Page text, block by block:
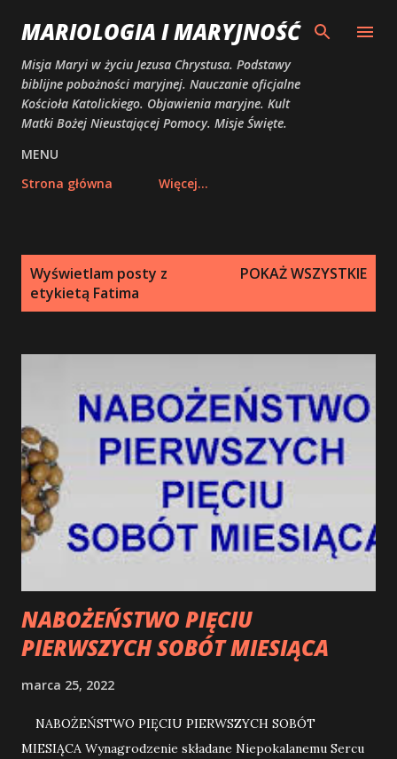
Przejdź do głównej zawartości
MARIOLOGIA I MARYJNOŚĆ
Misja Maryi w życiu Jezusa Chrystusa. Podstawy
biblijne pobożności maryjnej. Nauczanie oficjalne
Kościoła Katolickiego. Objawienia maryjne. Kult
Matki Bożej Nieustającej Pomocy. Misje Święte.
MENU
Strona główna
Więcej…
Wyświetlam posty z
etykietą Fatima
POKAŻ WSZYSTKIE
NABOŻEŃSTWO PIĘCIU
PIERWSZYCH SOBÓT MIESIĄCA
marca 25, 2022
NABOŻEŃSTWO PIĘCIU PIERWSZYCH SOBÓT
MIESIĄCA Wynagrodzenie składane Niepokalanemu Sercu